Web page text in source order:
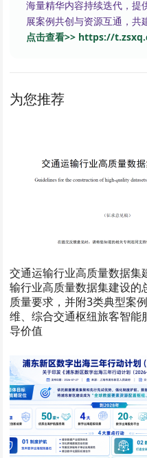
海量精华内容持续迭代，提
展案例共创与资源互通，共
点击查看>> https://
为您推荐
交通运输行业高质量数据集
输行业高质量数据集建设
质量要求，并附3类典型案
维、综合交通枢纽旅客智
导价值